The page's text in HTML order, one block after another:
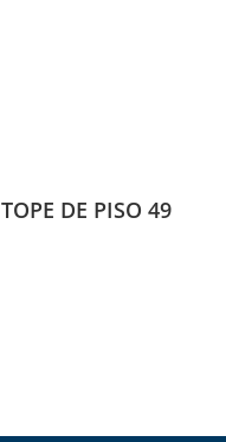
TOPE DE PISO 49